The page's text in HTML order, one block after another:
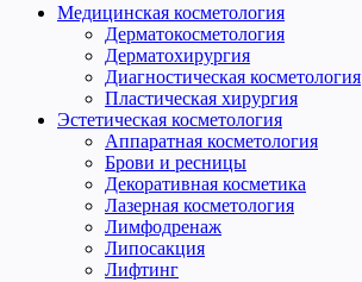
Медицинская косметология
Дерматокосметология
Дерматохирургия
Диагностическая косметология
Пластическая хирургия
Эстетическая косметология
Аппаратная косметология
Брови и ресницы
Декоративная косметика
Лазерная косметология
Лимфодренаж
Липосакция
Лифтинг